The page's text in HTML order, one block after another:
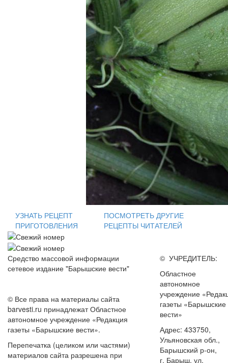
УЗНАТЬ РЕЦЕПТ
ПРИГОТОВЛЕНИЯ
ПОСМОТРЕТЬ ДРУГИЕ
РЕЦЕПТЫ ЧИТАТЕЛЕЙ
Средство массовой информации
сетевое издание "Барышские вести"
© Все права на материалы сайта
barvesti.ru принадлежат Областное
автономное учреждение «Редакция
газеты «Барышские вести».
Перепечатка (целиком или частями)
материалов сайта разрешена при
© УЧРЕДИТЕЛЬ:
Областное
автономное
учреждение
газеты «Барышские
вести»
Адрес: 433750,
Ульяновская обл.,
Барышский р-он,
г. Барыш, ул.